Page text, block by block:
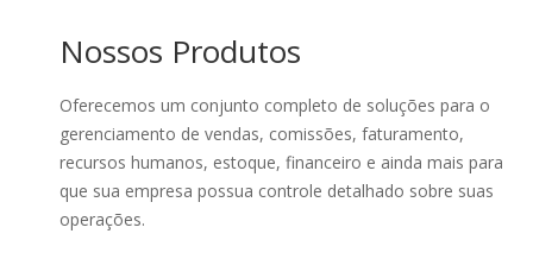
Nossos Produtos
Oferecemos um conjunto completo de soluções para o
gerenciamento de vendas, comissões, faturamento,
recursos humanos, estoque, financeiro e ainda mais para
que sua empresa possua controle detalhado sobre suas
operações.